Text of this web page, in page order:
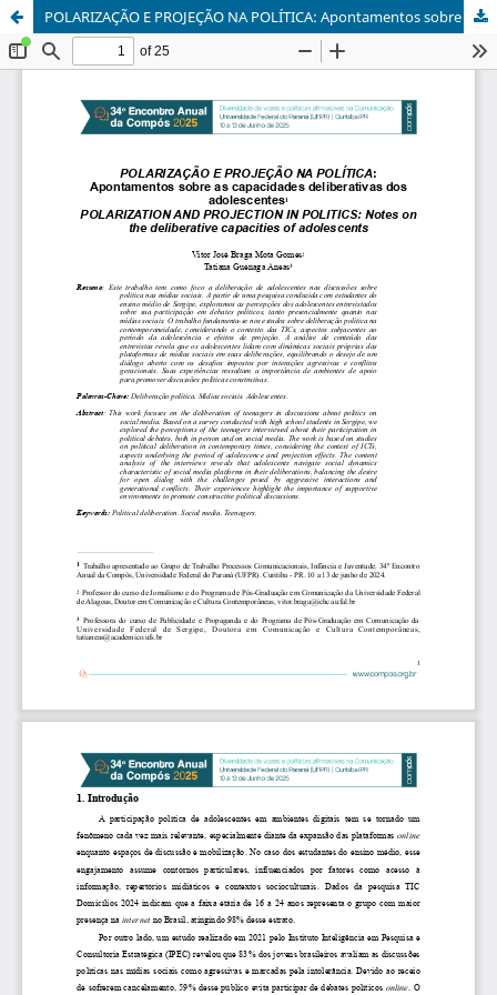
POLARIZAÇÃO E PROJEÇÃO NA POLÍTICA: Apontamentos sobre as capacidades deliberativas dos adolescentes